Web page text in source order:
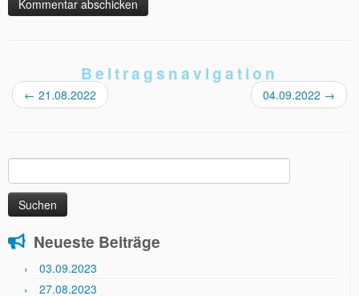
Beitragsnavigation
← 21.08.2022 04.09.2022 →
nach:
Neueste Beiträge
03.09.2023
27.08.2023